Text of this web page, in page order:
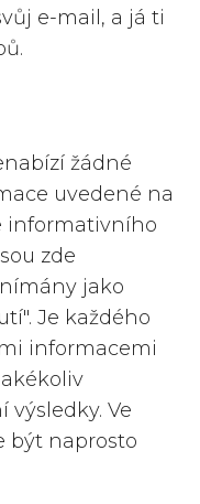
e-mail, a já ti
žádné
uvedené na
informativního
zde
jako
Je každého
informacemi
Ve
být naprosto